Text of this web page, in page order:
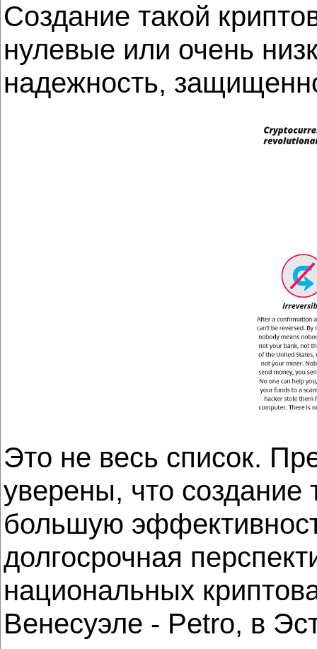
Создание такой
нулевые или очень
надежность,
Это не весь список.
уверены, что создание
большую
долгосрочная
национальных
Венесуэле - Petro, в